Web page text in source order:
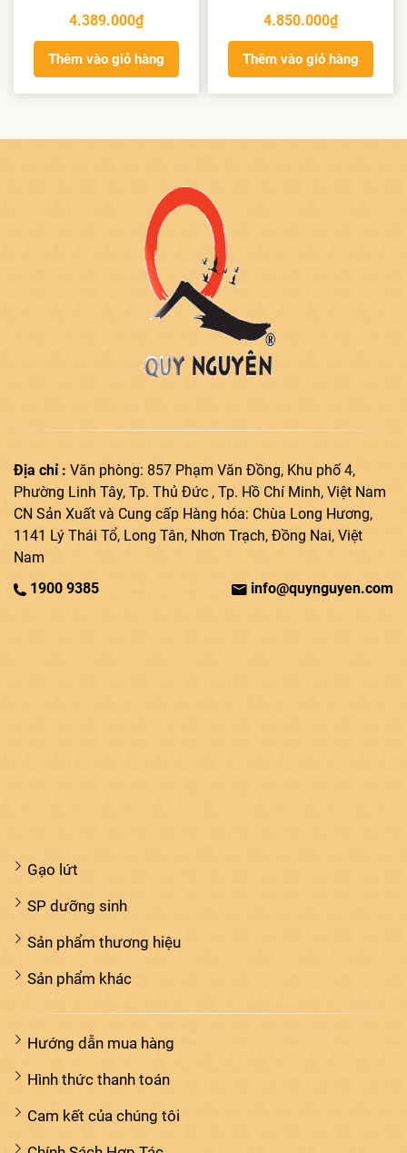
4.389.000₫
Thêm vào giỏ hàng
4.850.000₫
Thêm vào giỏ hàng
Địa chỉ : Văn phòng: 857 Phạm Văn Đồng, Khu phố 4,
Phường Linh Tây, Tp. Thủ Đức , Tp. Hồ Chí Minh, Việt Nam
CN Sản Xuất và Cung cấp Hàng hóa: Chùa Long Hương,
1141 Lý Thái Tổ, Long Tân, Nhơn Trạch, Đồng Nai, Việt
Nam
1900 9385
info@quynguyen.com
Gạo lứt
SP dưỡng sinh
Sản phẩm thương hiệu
Sản phẩm khác
Hướng dẫn mua hàng
Hình thức thanh toán
Cam kết của chúng tôi